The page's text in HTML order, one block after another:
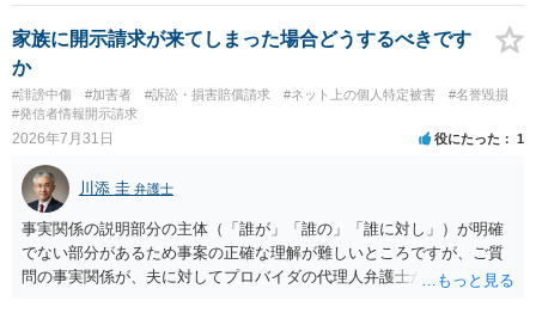
貴殿が投稿した事実を認めてしまったことで「答え合わせ」になって
しまったのではないでしょうか。 相手方の動きについても、相手方次
第ですので何とも言えません。公開の場で回答するには情報が乏し
く、ここで詳細を明らかにすることは事案の特定に繋がってしまうの
で、弁護士へ直接相談した方がよいです。
家族に開示請求が来てしまった場合どうするべきです
か
#誹謗中傷 #加害者 #訴訟・損害賠償請求 #ネット上の個人特定被害
#名誉毀損
#発信者情報開示請求
2026年7月31日 役にたった 1
川添 圭 弁護士
事実関係の説明部分の主体（「誰が」「誰の」「誰に対し」）が明確
でない部分があるため事案の正確な理解が難しいところですが、ご質
問の事実関係が、夫に対してプロバイダの代理人弁護士から発信者情